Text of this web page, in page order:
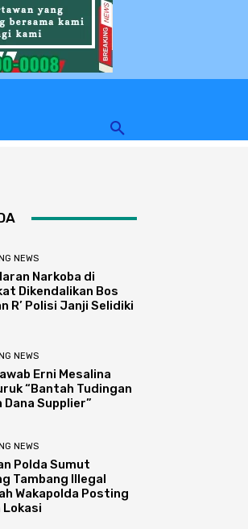
NEWS
Narkoba di
Dikendalikan Bos
R’ Polisi Janji Selidiki
NEWS
Erni Mesalina
“Bantah Tudingan
Dana Supplier”
NEWS
Polda Sumut
Tambang Illegal
Wakapolda Posting
Lokasi